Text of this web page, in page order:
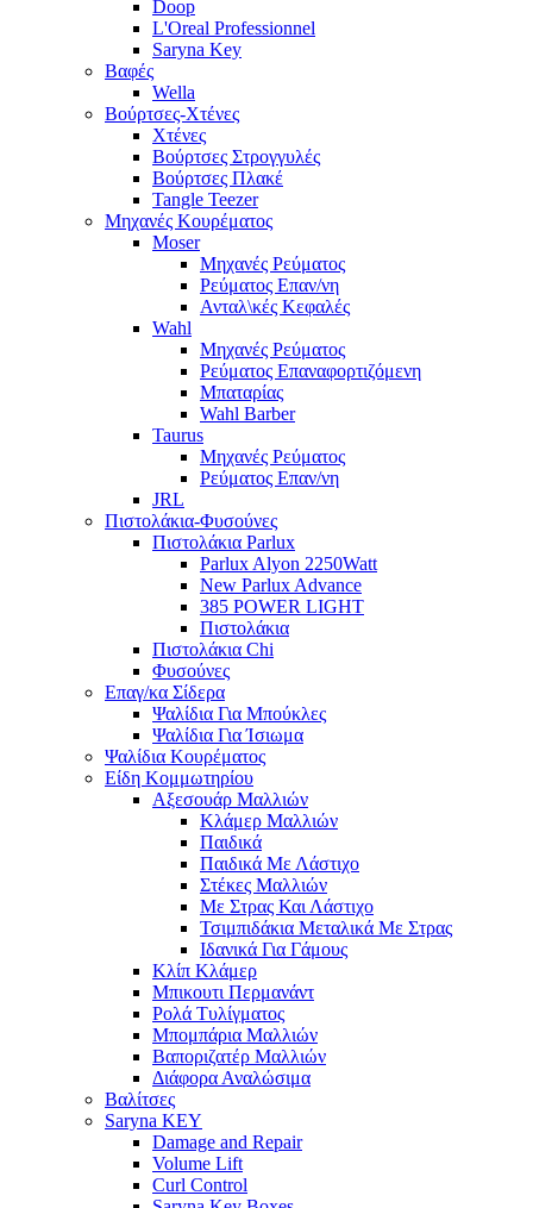
Doop
L'Oreal Professionnel
Saryna Key
Βαφές
Wella
Βούρτσες-Χτένες
Χτένες
Βούρτσες Στρογγυλές
Βούρτσες Πλακέ
Tangle Teezer
Μηχανές Κουρέματος
Moser
Μηχανές Ρεύματος
Ρεύματος Επαν/νη
Ανταλ\κές Κεφαλές
Wahl
Μηχανές Ρεύματος
Ρεύματος Επαναφορτιζόμενη
Μπαταρίας
Wahl Barber
Taurus
Μηχανές Ρεύματος
Ρεύματος Επαν/νη
JRL
Πιστολάκια-Φυσούνες
Πιστολάκια Parlux
Parlux Alyon 2250Watt
New Parlux Advance
385 POWER LIGHT
Πιστολάκια
Πιστολάκια Chi
Φυσούνες
Επαγ/κα Σίδερα
Ψαλίδια Για Μπούκλες
Ψαλίδια Για Ίσιωμα
Ψαλίδια Κουρέματος
Είδη Κομμωτηρίου
Αξεσουάρ Μαλλιών
Κλάμερ Μαλλιών
Παιδικά
Παιδικά Με Λάστιχο
Στέκες Μαλλιών
Με Στρας Και Λάστιχο
Τσιμπιδάκια Μεταλικά Με Στρας
Ιδανικά Για Γάμους
Κλίπ Κλάμερ
Μπικουτι Περμανάντ
Ρολά Τυλίγματος
Μπομπάρια Μαλλιών
Βαποριζατέρ Μαλλιών
Διάφορα Αναλώσιμα
Βαλίτσες
Saryna KEY
Damage and Repair
Volume Lift
Curl Control